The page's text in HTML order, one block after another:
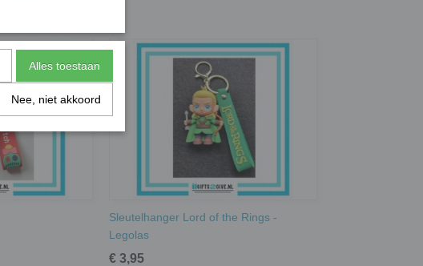
Sleutelhanger Lord of the Rings -
Legolas
€ 3,95
Alles toestaan
Nee, niet akkoord